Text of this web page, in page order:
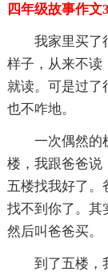
四年级故事作文
我家里买了
样子，从来不读
就读。可是过了
也不咋地。
一次偶然的
楼，我跟爸爸说
五楼找我好了。
找不到你了。其
然后叫爸爸买。
到了五楼，